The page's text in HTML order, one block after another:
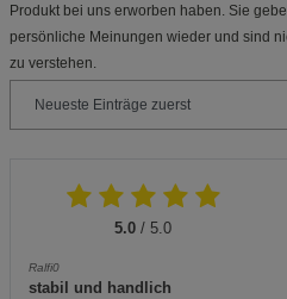
Produkt bei uns erworben haben. Sie
persönliche Meinungen wieder und sind
zu verstehen.
5.0 / 5.0
Ralfi0
stabil und handlich